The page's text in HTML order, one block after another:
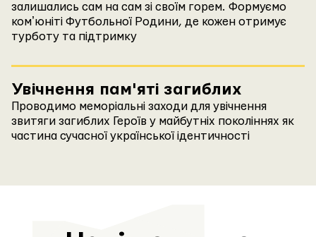
залишались сам на сам зі своїм горем. Формуємо
комʼюніті Футбольної Родини, де кожен отримує
турботу та підтримку
Увічнення пам'яті загиблих
Проводимо меморіальні заходи для увічнення
звитяги загиблих Героїв у майбутніх поколіннях як
частина сучасної української ідентичності